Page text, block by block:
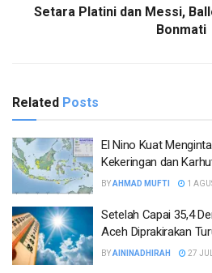
Setara Platini dan Messi,
Bonmati
Related Posts
El Nino Kuat
Kekeringan dan
BYAHMAD MUFTI 1
Setelah Capai 35,4
Aceh Diprakirakan
BYAININADHIRAH 27